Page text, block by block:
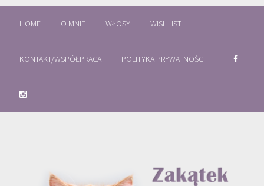
HOME O MNIE WŁOSY WISHLIST
KONTAKT/WSPÓŁPRACA POLITYKA PRYWATNOŚCI